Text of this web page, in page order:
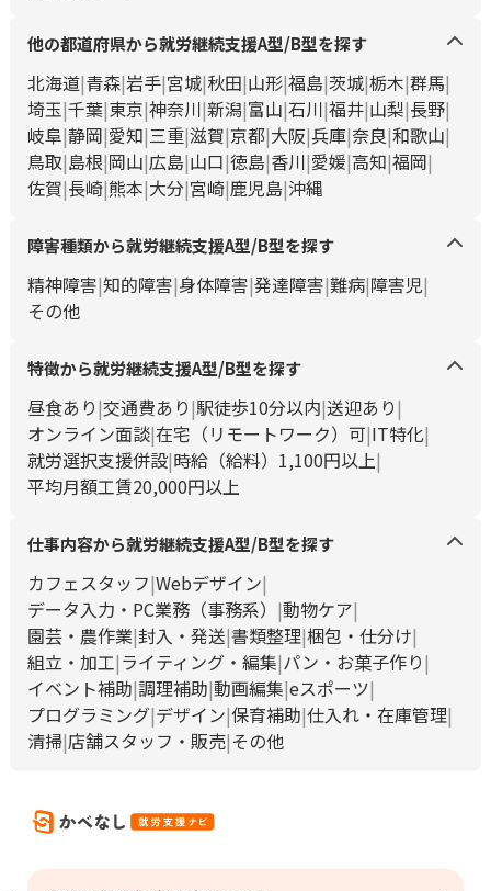
他の都道府県から就労継続支援A型/B型を探す
北海道 青森 岩手 宮城 秋田 山形 福島 茨城 栃木 群馬
埼玉 千葉 東京 神奈川 新潟 富山 石川 福井 山梨 長野
岐阜 静岡 愛知 三重 滋賀 京都 大阪 兵庫 奈良 和歌山
鳥取 島根 岡山 広島 山口 徳島 香川 愛媛 高知 福岡
佐賀 長崎 熊本 大分 宮崎 鹿児島 沖縄
障害種類から就労継続支援A型/B型を探す
精神障害 知的障害 身体障害 発達障害 難病 障害児
その他
特徴から就労継続支援A型/B型を探す
昼食あり 交通費あり 駅徒歩10分以内 送迎あり
オンライン面談 在宅（リモートワーク）可 IT特化
就労選択支援併設 時給（給料）1,100円以上
平均月額工賃20,000円以上
仕事内容から就労継続支援A型/B型を探す
カフェスタッフ Webデザイン
データ入力・PC業務（事務系）
動物ケア
園芸・農作業 封入・発送 書類整理 梱包・仕分け
組立・加工 ライティング・編集 パン・お菓子作り
イベント補助 調理補助 動画編集 eスポーツ
プログラミング デザイン 保育補助 仕入れ・在庫管理
清掃 店舗スタッフ・販売 その他